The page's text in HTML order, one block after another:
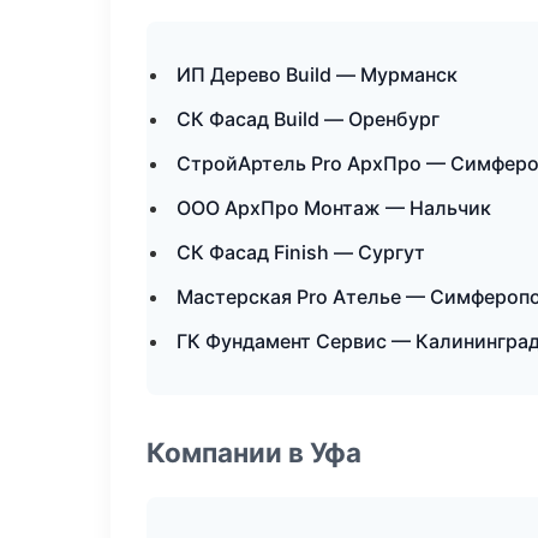
ИП Дерево Build — Мурманск
СК Фасад Build — Оренбург
СтройАртель Pro АрхПро —
ООО АрхПро Монтаж — Нальчик
СК Фасад Finish — Сургут
Мастерская Pro Ателье —
ГК Фундамент Сервис —
Компании в Уфа